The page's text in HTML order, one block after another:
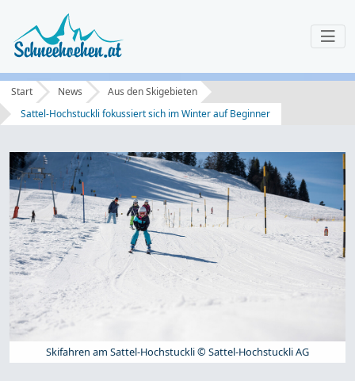
Start News
Aus den Skigebieten
Sattel-Hochstuckli fokussiert sich im Winter auf Beginner
Skifahren am Sattel-Hochstuckli © Sattel-Hochstuckli AG